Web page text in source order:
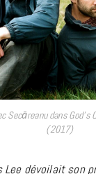
Secāreanu dans
(2017)
Lee dévoilait son